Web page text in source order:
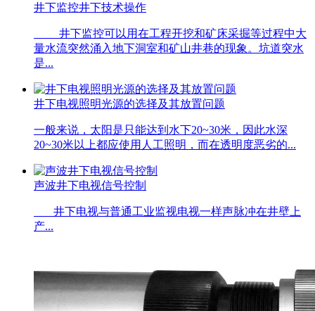
井下监控井下技术操作
井下监控可以用在工程开挖和矿床采掘等过程中大
量水流突然涌入地下洞室和矿山井巷的现象。坑道突水
是...
井下电视照明光源的选择及其放置问题
一般来说，太阳是只能达到水下20~30米，因此水深
20~30米以上都应使用人工照明，而在透明度恶劣的...
声波井下电视信号控制
井下电视与普通工业监视电视一样声脉冲在井壁上
产...